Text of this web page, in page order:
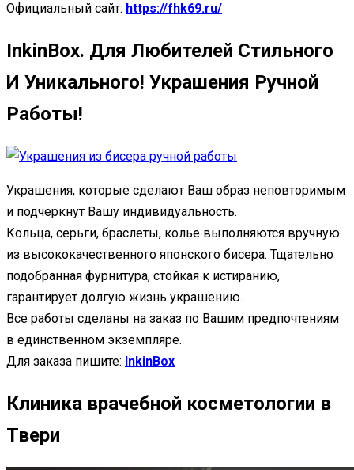
Официальный сайт: https://fhk69.ru/
InkinBox. Для Любителей Стильного
И Уникального! Украшения Ручной
Работы!
Украшения, которые сделают Ваш образ неповторимым
и подчеркнут Вашу индивидуальность.
Кольца, серьги, браслеты, колье выполняются вручную
из высококачественного японского бисера. Тщательно
подобранная фурнитура, стойкая к истиранию,
гарантирует долгую жизнь украшению.
Все работы сделаны на заказ по Вашим предпочтениям
в единственном экземпляре.
Для заказа пишите: InkinBox
Клиника врачебной косметологии в
Твери